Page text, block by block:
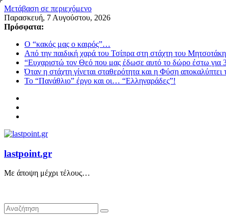
Μετάβαση σε περιεχόμενο
Παρασκευή, 7 Αυγούστου, 2026
Πρόσφατα:
Ο “κακός μας ο καιρός”…
Από την παιδική χαρά του Τσίπρα στη στάχτη του Μητσοτάκη
“Ευχαριστώ τον Θεό που μας έδωσε αυτό το δώρο έστω για
Όταν η στάχτη γίνεται σταθερότητα και η Φύση αποκαλύπτει
Το “Πανάθλιο” έργο και οι… “Ελληναράδες”!
lastpoint.gr
Με άποψη μέχρι τέλους…